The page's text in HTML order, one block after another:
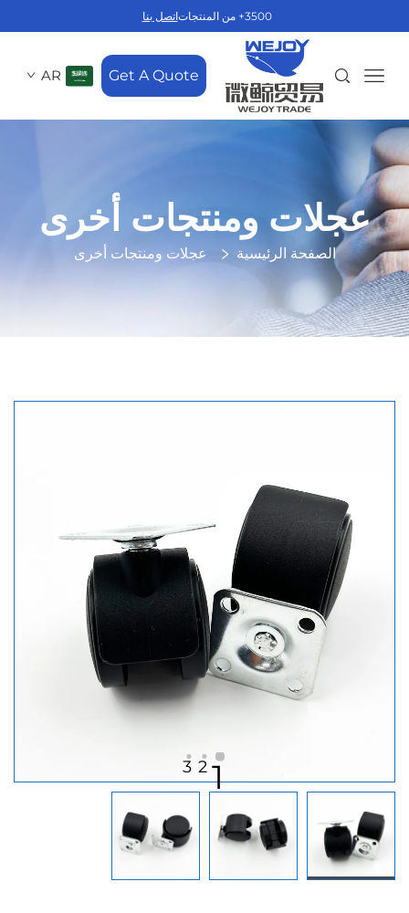
3500+ من المنتجات اتصل بنا
Get A Quote
AR
عجلات ومنتجات أخرى
الصفحة الرئيسية عجلات ومنتجات أخرى
1
2
3